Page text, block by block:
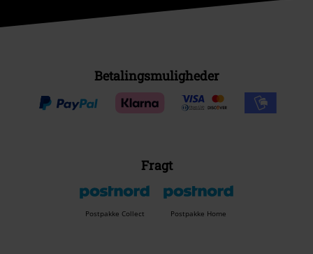
Betalingsmuligheder
Fragt
Postpakke Collect Postpakke Home